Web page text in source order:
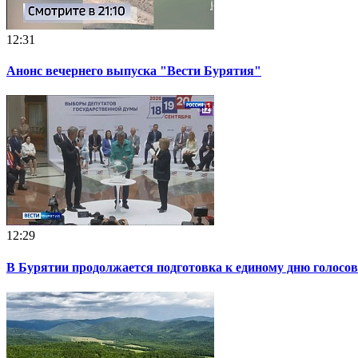
12:31
Анонс вечернего выпуска "Вести Бурятия"
12:29
В Бурятии продолжается подготовка к единому дню